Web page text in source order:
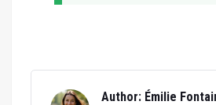
Author: Émilie